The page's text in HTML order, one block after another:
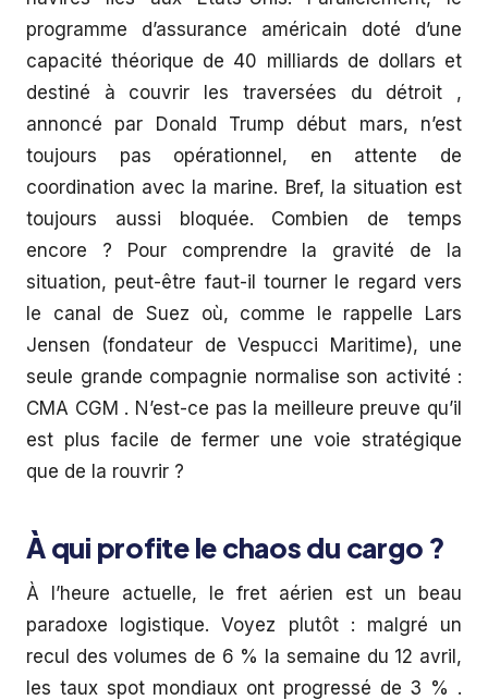
programme d’assurance américain doté d’une
capacité théorique de 40 milliards de dollars et
destiné à couvrir les traversées du détroit ,
annoncé par Donald Trump début mars, n’est
toujours pas opérationnel, en attente de
coordination avec la marine. Bref, la situation est
toujours aussi bloquée. Combien de temps
encore ? Pour comprendre la gravité de la
situation, peut-être faut-il tourner le regard vers
le canal de Suez où, comme le rappelle Lars
Jensen (fondateur de Vespucci Maritime), une
seule grande compagnie normalise son activité :
CMA CGM . N’est-ce pas la meilleure preuve qu’il
est plus facile de fermer une voie stratégique
que de la rouvrir ?
À qui profite le chaos du cargo ?
À l’heure actuelle, le fret aérien est un beau
paradoxe logistique. Voyez plutôt : malgré un
recul des volumes de 6 % la semaine du 12 avril,
les taux spot mondiaux ont progressé de 3 % .